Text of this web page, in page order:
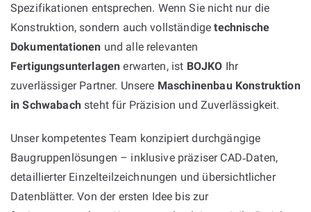
Spezifikationen entsprechen. Wenn Sie nicht nur die
Konstruktion, sondern auch vollständigetechnische
Dokumentationen und alle relevanten
Fertigungsunterlagen erwarten, ist BOJKO Ihr
zuverlässiger Partner. Unsere Maschinenbau Konstruktion
in Schwabachsteht für Präzision und Zuverlässigkeit.
Unser kompetentes Team konzipiert durchgängige
Baugruppenlösungen – inklusive präziser CAD‑Daten,
detaillierter Einzelteilzeichnungen und übersichtlicher
Datenblätter. Von der ersten Idee bis zur